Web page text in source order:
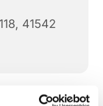
41542